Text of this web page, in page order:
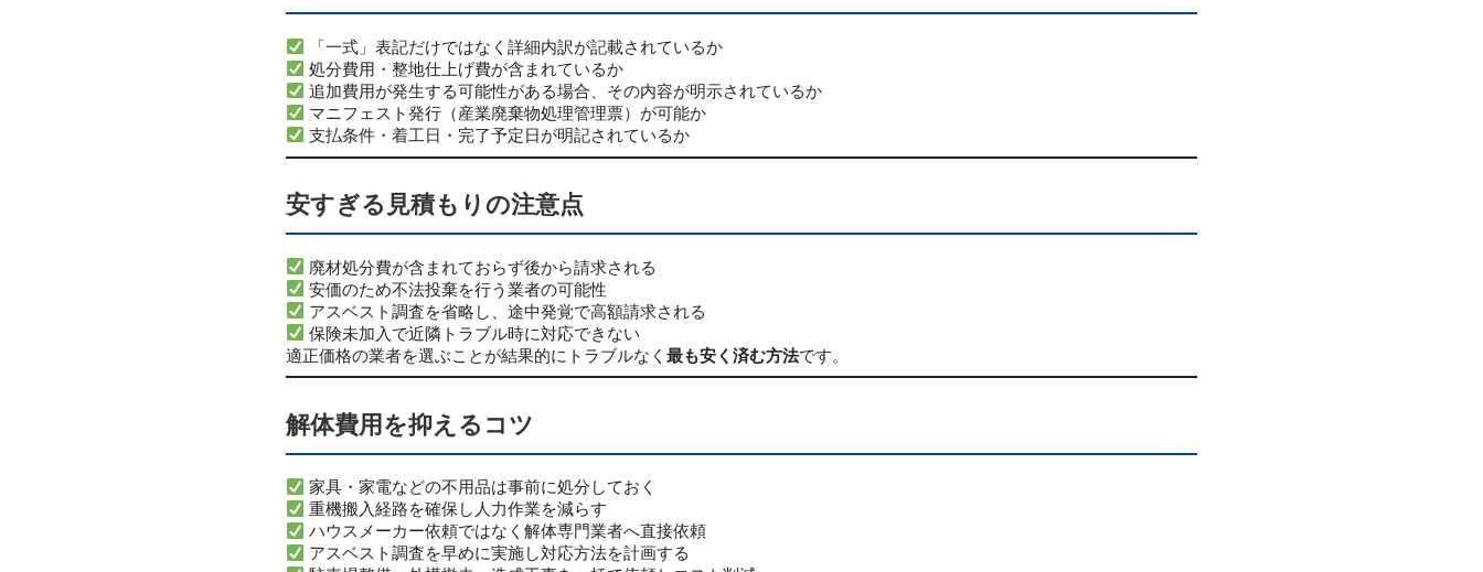
「一式」表記だけではなく詳細内訳が記載されているか
処分費用・整地仕上げ費が含まれているか
追加費用が発生する可能性がある場合、その内容が明示されているか
マニフェスト発行（産業廃棄物処理管理票）が可能か
支払条件・着工日・完了予定日が明記されているか
安すぎる見積もりの注意点
廃材処分費が含まれておらず後から請求される
安価のため不法投棄を行う業者の可能性
アスベスト調査を省略し、途中発覚で高額請求される
保険未加入で近隣トラブル時に対応できない
適正価格の業者を選ぶことが結果的にトラブルなく 最も安く済む方法です。
解体費用を抑えるコツ
家具・家電などの不用品は事前に処分しておく
重機搬入経路を確保し人力作業を減らす
ハウスメーカー依頼ではなく解体専門業者へ直接依頼
アスベスト調査を早めに実施し対応方法を計画する